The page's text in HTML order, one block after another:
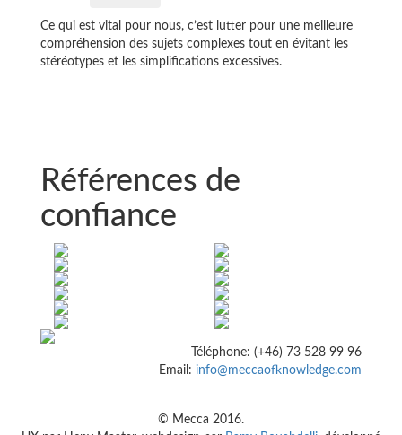
Ce qui est vital pour nous, c’est lutter pour une meilleure
compréhension des sujets complexes tout en évitant les
stéréotypes et les simplifications excessives.
Références de
confiance
Téléphone: (+46) 73 528 99 96
Email: info@meccaofknowledge.com
© Mecca 2016.